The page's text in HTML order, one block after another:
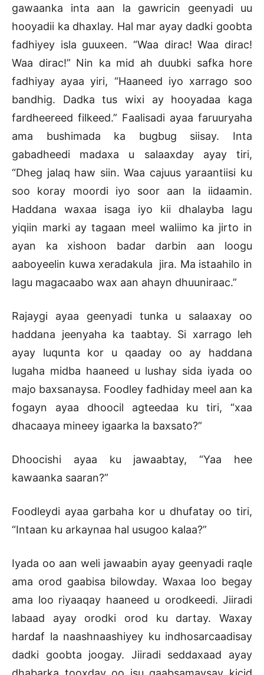
gawaanka inta aan la gawricin geenyadi uu
hooyadii ka dhaxlay. Hal mar ayay dadki goobta
fadhiyey isla guuxeen. “Waa dirac! Waa dirac!
Waa dirac!” Nin ka mid ah duubki safka hore
fadhiyay ayaa yiri, “Haaneed iyo xarrago soo
bandhig. Dadka tus wixi ay hooyadaa kaga
fardheereed filkeed.” Faalisadi ayaa faruuryaha
ama bushimada ka bugbug siisay. Inta
gabadheedi madaxa u salaaxday ayay tiri,
“Dheg jalaq haw siin. Waa cajuus yaraantiisi ku
soo koray moordi iyo soor aan la iidaamin.
Haddana waxaa isaga iyo kii dhalayba lagu
yiqiin marki ay tagaan meel waliimo ka jirto in
ayan ka xishoon badar darbin aan loogu
aaboyeelin kuwa xeradakula jira. Ma istaahilo in
lagu magacaabo wax aan ahayn dhuuniraac.”
Rajaygi ayaa geenyadi tunka u salaaxay oo
haddana jeenyaha ka taabtay. Si xarrago leh
ayay luqunta kor u qaaday oo ay haddana
lugaha midba haaneed u lushay sida iyada oo
majo baxsanaysa. Foodley fadhiday meel aan ka
fogayn ayaa dhoocil agteedaa ku tiri, “xaa
dhacaaya mineey igaarka la baxsato?”
Dhoocishi ayaa ku jawaabtay, “Yaa hee
kawaanka saaran?”
Foodleydi ayaa garbaha kor u dhufatay oo tiri,
“Intaan ku arkaynaa hal usugoo kalaa?”
Iyada oo aan weli jawaabin ayay geenyadi raqle
ama orod gaabisa bilowday. Waxaa loo begay
ama loo riyaaqay haaneed u orodkeedi. Jiiradi
labaad ayay orodki orod ku dartay. Waxay
hardaf la naashnaashiyey ku indhosarcaadisay
dadki goobta joogay. Jiiradi seddaxaad ayay